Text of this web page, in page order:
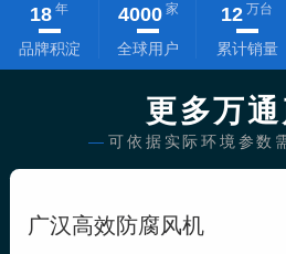
18 年
品牌积淀
4000家
全球用户
12 万台
累计销量
更多万
— 可依据实际环境参数
广汉高效防腐风机